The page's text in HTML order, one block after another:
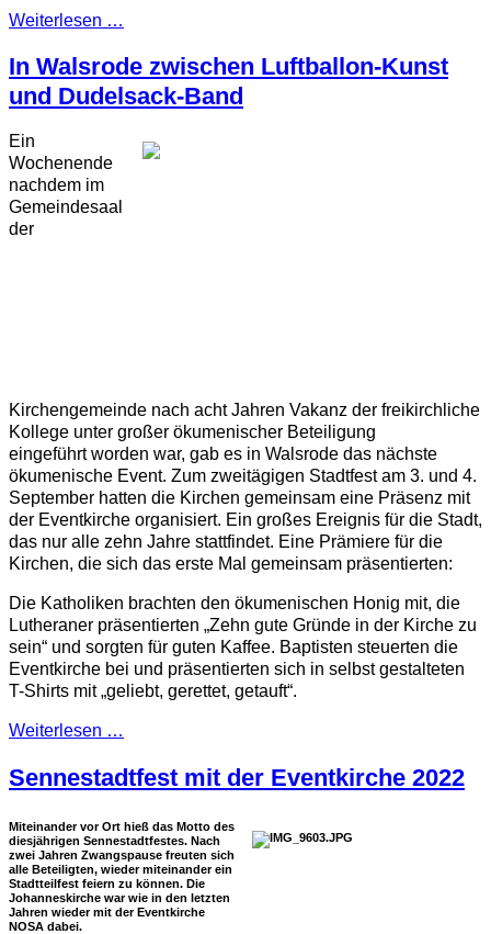
Weiterlesen …
In Walsrode zwischen Luftballon-Kunst
und Dudelsack-Band
Ein
Wochenende
nachdem im
Gemeindesaal
der
Kirchengemeinde nach acht Jahren Vakanz der freikirchliche
Kollege unter großer ökumenischer Beteiligung
eingeführt worden war, gab es in Walsrode das nächste
ökumenische Event. Zum zweitägigen Stadtfest am 3. und 4.
September hatten die Kirchen gemeinsam eine Präsenz mit
der Eventkirche organisiert. Ein großes Ereignis für die Stadt,
das nur alle zehn Jahre stattfindet. Eine Prämiere für die
Kirchen, die sich das erste Mal gemeinsam präsentierten:
Die Katholiken brachten den ökumenischen Honig mit, die
Lutheraner präsentierten „Zehn gute Gründe in der Kirche zu
sein“ und sorgten für guten Kaffee. Baptisten steuerten die
Eventkirche bei und präsentierten sich in selbst gestalteten
T-Shirts mit „geliebt, gerettet, getauft“.
Weiterlesen …
Sennestadtfest mit der Eventkirche 2022
Miteinander vor Ort hieß das Motto des
diesjährigen Sennestadtfestes. Nach
zwei Jahren Zwangspause freuten sich
alle Beteiligten, wieder miteinander ein
Stadtteilfest feiern zu können. Die
Johanneskirche war wie in den letzten
Jahren wieder mit der Eventkirche
NOSA dabei.